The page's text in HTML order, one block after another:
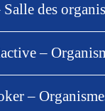
des
–
–